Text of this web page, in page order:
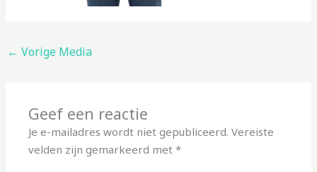
← Vorige Media
Geef een reactie
Je e-mailadres wordt niet gepubliceerd. Vereiste
velden zijn gemarkeerd met*